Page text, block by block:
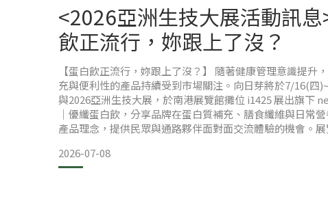
<2026亞洲生技大展活動訊息
飲正流行，妳跟上了沒？
【蛋白飲正流行，妳跟上了沒？】 隨著健康管理意識提升
充與便利性的產品持續受到市場關注。向日芽將於7/16(四
與2026亞洲生技大展，於南港展覽館攤位 i1425 展出旗下
｜優纖蛋白飲，分享品牌在蛋白質補充、膳食纖維與日常
產品理念，提供民眾與通路夥伴面對面交流體驗的機會。
一。 根據營養學觀點，蛋白質為人體所需的重要營養素，而
是現代人普遍容易攝取不足的營
2026-07-08